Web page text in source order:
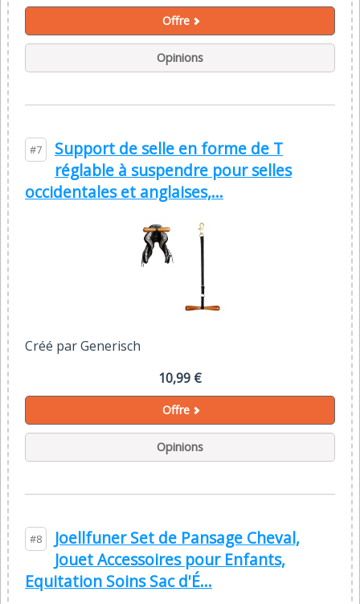
Offre
Opinions
#7
Support de selle en forme de T
réglable à suspendre pour selles
occidentales et anglaises,...
Créé par Generisch
10,99 €
Offre
Opinions
#8
Joellfuner Set de Pansage Cheval,
Jouet Accessoires pour Enfants,
Equitation Soins Sac d'É...